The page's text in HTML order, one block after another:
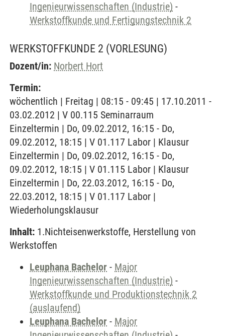
Ingenieurwissenschaften (Industrie) -
Werkstoffkunde und Fertigungstechnik 2
WERKSTOFFKUNDE 2 (VORLESUNG)
Dozent/in: Norbert Hort
Termin:
wöchentlich | Freitag | 08:15 - 09:45 | 17.10.2011 -
03.02.2012 | V 00.115 Seminarraum
Einzeltermin | Do, 09.02.2012, 16:15 - Do,
09.02.2012, 18:15 | V 01.117 Labor | Klausur
Einzeltermin | Do, 09.02.2012, 16:15 - Do,
09.02.2012, 18:15 | V 01.115 Labor | Klausur
Einzeltermin | Do, 22.03.2012, 16:15 - Do,
22.03.2012, 18:15 | V 01.117 Labor |
Wiederholungsklausur
Inhalt: 1.Nichteisenwerkstoffe, Herstellung von
Werkstoffen
Leuphana Bachelor - Major
Ingenieurwissenschaften (Industrie) -
Werkstoffkunde und Produktionstechnik 2
(auslaufend)
Leuphana Bachelor - Major